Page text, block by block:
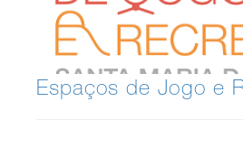
Espaços de Jogo e